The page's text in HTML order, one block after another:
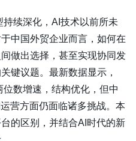
续深化，AI技术以前所未
中国外贸企业而言，如何在
做出选择，甚至实现协同发
键议题。最新数据显示，
数增速，结构优化，但中
营方面仍面临诸多挑战。本
的区别，并结合AI时代的新